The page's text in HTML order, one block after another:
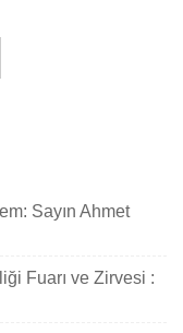
Sayın Ahmet
Fuarı ve Zirvesi :